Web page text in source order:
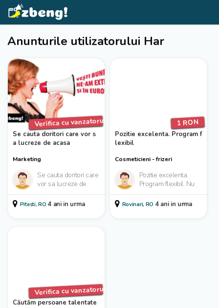
Anunturile utilizatorului Har
Verifica cu vanzatorul
Se cauta doritori care vor s
a lucreze de acasa
Marketing
Se cauta doritori care
vor sa lucreze de
acasa si care pot
urma instructiuni
Pitesti, RO 4 ani in urma
1 RON
Pozitie excelenta. Program f
lexibil
Cosmeticieni - frizeri
Pozitie excelenta.
Program flexibil. Nu
este necesara
experienta, se ofera
pregatire completa.
Rovinari, RO 4 ani in urma
Verifica cu vanzatorul
Căutăm persoane talentate